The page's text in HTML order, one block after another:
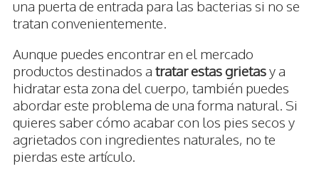
una puerta de entrada para las bacterias si no se
tratan convenientemente.
Aunque puedes encontrar en el mercado
productos destinados a tratar estas grietasy a
hidratar esta zona del cuerpo, también puedes
abordar este problema de una forma natural. Si
quieres saber cómo acabar con los pies secos y
agrietados con ingredientes naturales, no te
pierdas este artículo.